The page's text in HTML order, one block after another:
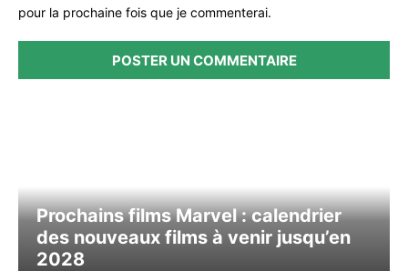
pour la prochaine fois que je commenterai.
Prochains films Marvel : calendrier
des nouveaux films à venir jusqu’en
2028